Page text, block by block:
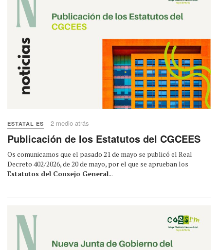
ESTATAL ES 2 medio atrás
Publicación de los Estatutos del CGCEES
Os comunicamos que el pasado 21 de mayo se publicó el Real
Decreto 402/2026, de 20 de mayo, por el que se aprueban los
Estatutos del Consejo General...